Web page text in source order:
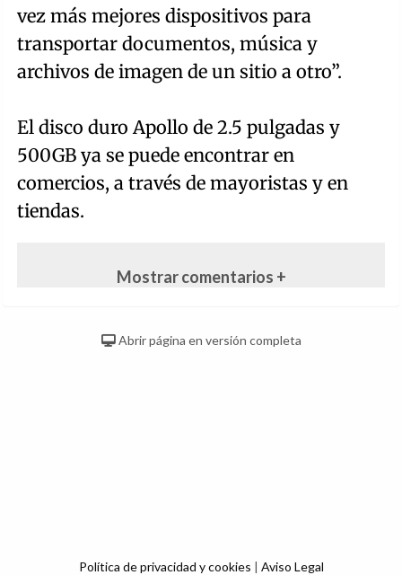
vez más mejores dispositivos para
transportar documentos, música y
archivos de imagen de un sitio a otro”.
El disco duro Apollo de 2.5 pulgadas y
500GB ya se puede encontrar en
comercios, a través de mayoristas y en
tiendas.
Mostrar comentarios +
Abrir página en versión completa
Política de privacidad y cookies | Aviso Legal